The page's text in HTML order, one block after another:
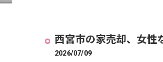
西宮市の家売却、女性
2026/07/09